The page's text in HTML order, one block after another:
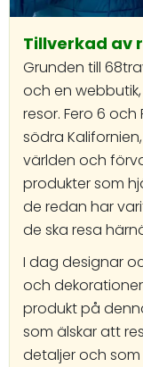
Tillverkad av
Grunden till
och en
resor. Fero 6
södra
världen och
produkter som
de redan har
de ska resa
I dag designar
och
produkt på
som älskar att
detaljer och